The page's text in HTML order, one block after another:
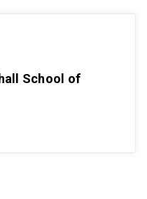
School of